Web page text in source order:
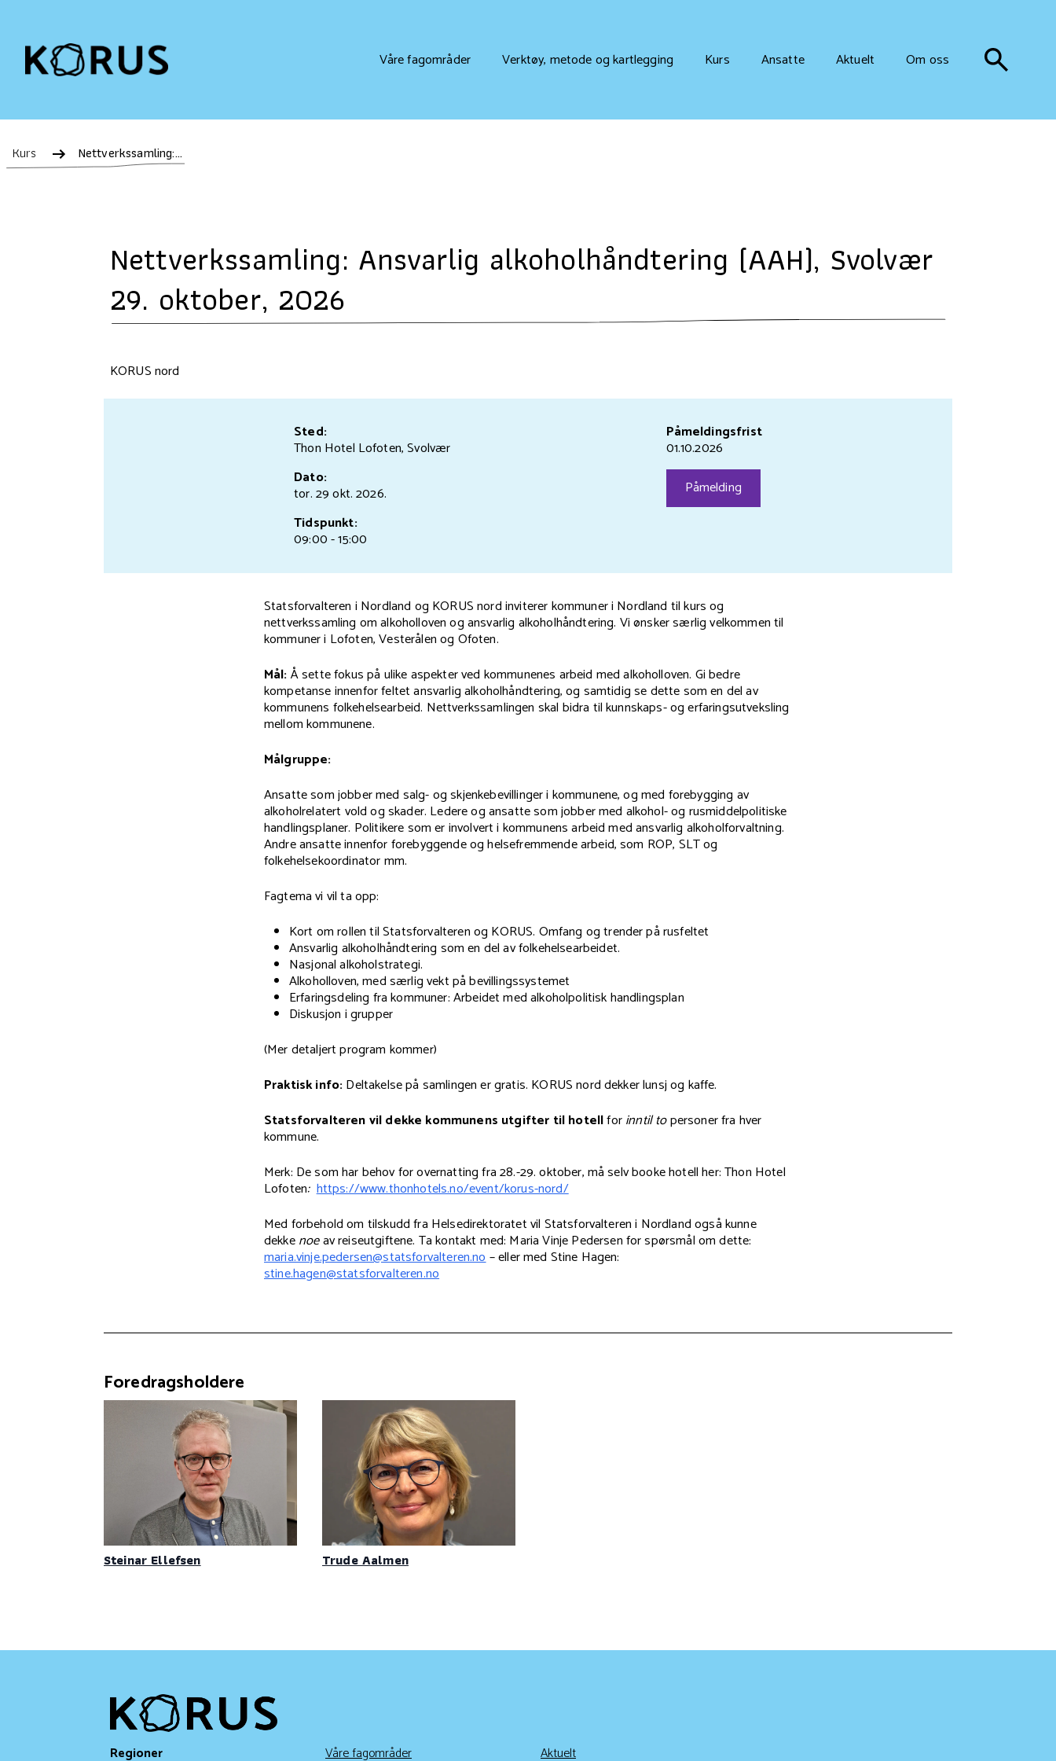
Våre fagområder Verktøy, metode og kartlegging Kurs Ansatte Aktuelt Om oss
Kurs Nettverkssamling: Ansvarlig alkoholhåndtering (AAH), Svolvær 29. oktober, 2026
Nettverkssamling: Ansvarlig alkoholhåndtering (AAH), Svolvær
29. oktober, 2026
KORUS nord
Sted:
Thon Hotel Lofoten, Svolvær
Dato:
tor. 29 okt.2026.
Tidspunkt:
09:00 - 15:00
Påmeldingsfrist
01.10.2026
Påmelding
Statsforvalteren i Nordland og KORUS nord inviterer kommuner i Nordland til kurs og
nettverkssamling om alkoholloven og ansvarlig alkoholhåndtering. Vi ønsker særlig velkommen til
kommuner i Lofoten, Vesterålen og Ofoten.
Mål: Å sette fokus på ulike aspekter ved kommunenes arbeid med alkoholloven. Gi bedre
kompetanse innenfor feltet ansvarlig alkoholhåndtering, og samtidig se dette som en del av
kommunens folkehelsearbeid. Nettverkssamlingen skal bidra til kunnskaps- og erfaringsutveksling
mellom kommunene.
Målgruppe:
Ansatte som jobber med salg- og skjenkebevillinger i kommunene, og med forebygging av
alkoholrelatert vold og skader. Ledere og ansatte som jobber med alkohol- og rusmiddelpolitiske
handlingsplaner. Politikere som er involvert i kommunens arbeid med ansvarlig alkoholforvaltning.
Andre ansatte innenfor forebyggende og helsefremmende arbeid, som ROP, SLT og
folkehelsekoordinator mm.
Fagtema vi vil ta opp:
Kort om rollen til Statsforvalteren og KORUS. Omfang og trender på rusfeltet
Ansvarlig alkoholhåndtering som en del av folkehelsearbeidet.
Nasjonal alkoholstrategi.
Alkoholloven, med særlig vekt på bevillingssystemet
Erfaringsdeling fra kommuner: Arbeidet med alkoholpolitisk handlingsplan
Diskusjon i grupper
(Mer detaljert program kommer)
Praktisk info: Deltakelse på samlingen er gratis. KORUS nord dekker lunsj og kaffe.
Statsforvalteren vil dekke kommunens utgifter til hotellforinntil topersoner fra hver
kommune.
Merk: De som har behov for overnatting fra 28.-29. oktober, må selv booke hotell her: Thon Hotel
Lofoten: https://www.thonhotels.no/event/korus-nord/
Med forbehold om tilskudd fra Helsedirektoratet vil Statsforvalteren i Nordland også kunne
dekkenoeav reiseutgiftene. Ta kontakt med: Maria Vinje Pedersen for spørsmål om dette:
maria.vinje.pedersen@statsforvalteren.no– eller med Stine Hagen:
stine.hagen@statsforvalteren.no
Foredragsholdere
Steinar Ellefsen Trude Aalmen
Regioner Våre fagområder Aktuelt